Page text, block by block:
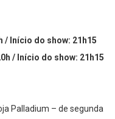
/ Início do show: 21h15
/ Início do show: 21h15
Palladium – de segunda